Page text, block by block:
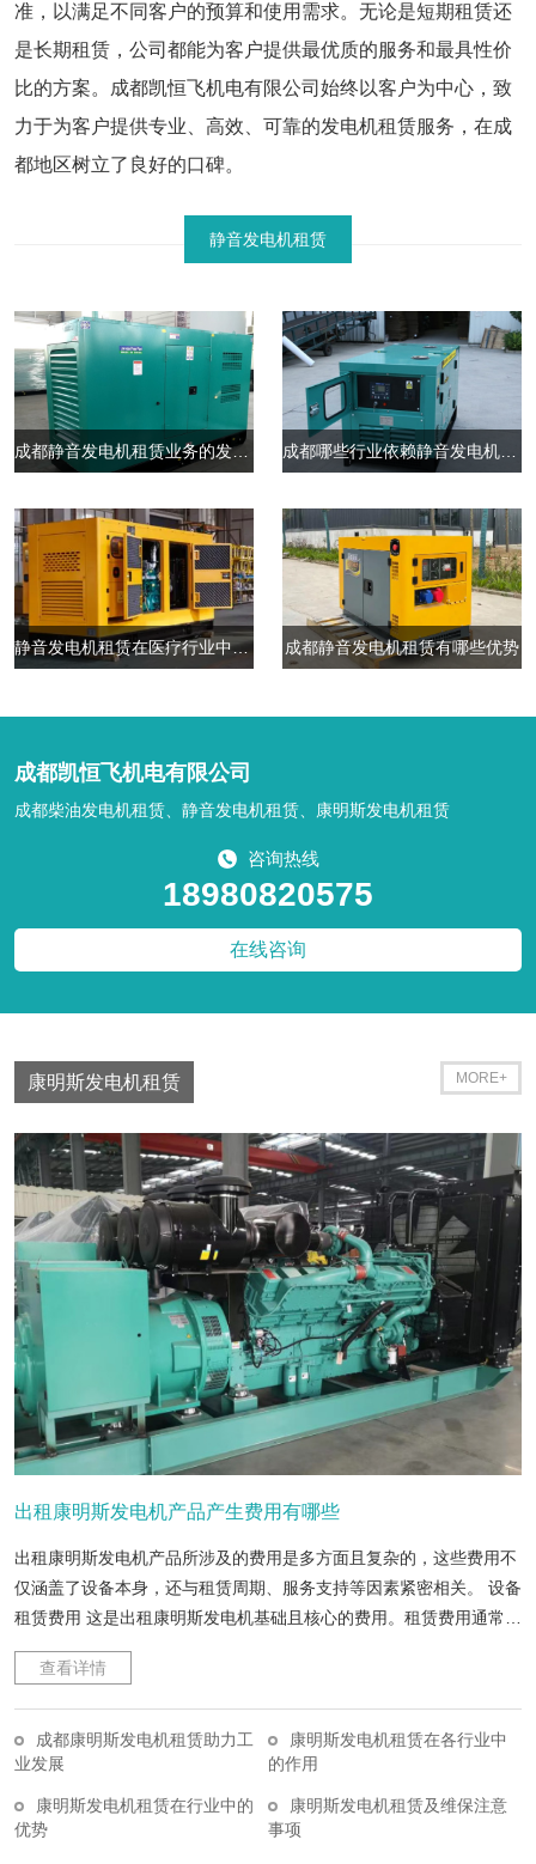
准，以满足不同客户的预算和使用需求。无论是短期租赁还
是长期租赁，公司都能为客户提供最优质的服务和最具性价
比的方案。成都凯恒飞机电有限公司始终以客户为中心，致
力于为客户提供专业、高效、可靠的发电机租赁服务，在成
都地区树立了良好的口碑。
静音发电机租赁
成都静音发电机租赁业务的发展趋势
静音发电机租赁在医疗行业中有哪些优势 成都静音发电机租赁有哪些优势
成都凯恒飞机电有限公司
成都柴油发电机租赁、静音发电机租赁、康明斯发电机租赁
咨询热线
18980820575
在线咨询
康明斯发电机租赁 MORE+
出租康明斯发电机产品产生费用有哪些
出租康明斯发电机产品所涉及的费用是多方面且复杂的，这些费用不
仅涵盖了设备本身，还与租赁周期、服务支持等因素紧密相关。 设备
租赁费用 这是出租康明斯发电机基础且核心的费用。租赁费用通常根
据发电机的功率大小来定价，功率越大，租赁成本越高。因为大功率
发电机在制造、维护以及能源消耗方面成本更高。同时，租赁时长也
是影响费用的关键因素。短期租赁，比如按天或按周计算，单位时间
的租金可能会相对较高；而长期租赁，如按月或按年，租赁公司为了
吸引客户、保障稳定的业务，往往会给予一定的价格优惠。此外，发
电机的型号和配置也会对租赁费用产生影响。一些具备先进技术、特
殊功能（如低噪音、高燃油效率）的康明斯发电机，由于其研发和制
查看详情
成都康明斯发电机租赁助力工
业发展
康明斯发电机租赁在各行业中
的作用
康明斯发电机租赁在行业中的
优势
康明斯发电机租赁及维保注意
事项